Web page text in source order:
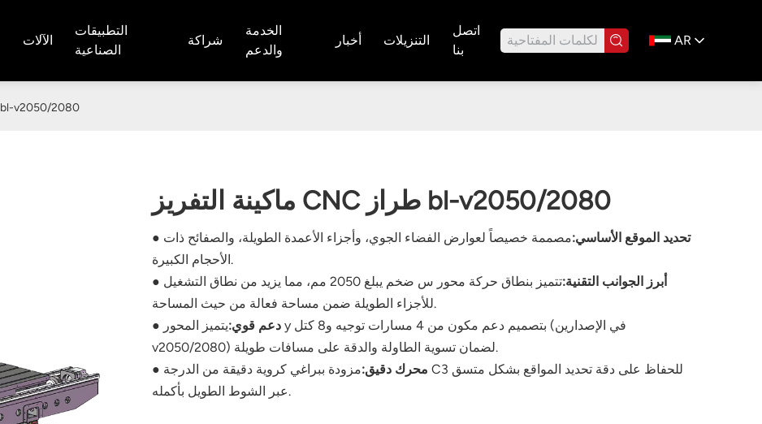
الآلات
التطبيقات
الصناعية
شراكة
الخدمة
والدعم
أخبار التنزيلات
اتصل
بنا
AR
ماكينة التفريز CNC طراز bl-v2050/2080
ماكينة التفريز CNC طراز bl-v2050/2080
● تحديد الموقع الأساسي:مصممة خصيصاً لعوارض الفضاء الجوي، وأجزاء الأعمدة الطويلة، والصفائح ذات
الأحجام الكبيرة.
● أبرز الجوانب التقنية:
تتميز بنطاق حركة محور س ضخم يبلغ 2050 مم، مما يزيد من نطاق التشغيل
للأجزاء الطويلة ضمن مساحة فعالة من حيث المساحة.
● دعم قوي:يتميز المحور y بتصميم دعم مكون من 4 مسارات توجيه و8 كتل (في الإصدارين
v2050/2080) لضمان تسوية الطاولة والدقة على مسافات طويلة.
● محرك دقيق:مزودة ببراغي كروية دقيقة من الدرجة C3 للحفاظ على دقة تحديد المواقع بشكل متسق
عبر الشوط الطويل بأكمله.